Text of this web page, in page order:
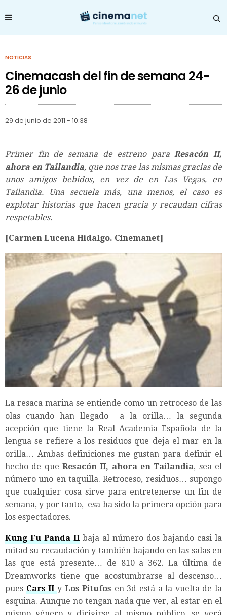
NOTICIAS
Cinemacash del fin de semana 24-
26 de junio
29 de junio de 2011 - 10:38
Primer fin de semana de estreno paraResacón II,
ahora en Tailandia, que nos trae las mismas gracias de
unos amigos bebidos, en vez de en Las Vegas, en
Tailandia. Una secuela más, una menos, el caso es
explotar historias que hacen gracia y recaudan cifras
respetables.
[Carmen Lucena Hidalgo. Cinemanet]
La resaca marina se entiende como un retroceso de las
olas cuando han llegado a la orilla… la segunda
acepción que tiene la Real Academia Española de la
lengua se refiere a los residuos que deja el mar en la
orilla… Ambas definiciones me gustan para definir el
hecho de que Resacón II, ahora en Tailandia, sea el
número uno en taquilla. Retroceso, residuos… supongo
que cualquier cosa sirve para entretenerse un fin de
semana, y por tanto, esa ha sido la primera opción para
los espectadores.
Kung Fu Panda II baja al número dos bajando casi la
mitad su recaudación y también bajando en las salas en
las que está presente… de 810 a 362. La última de
Dreamworks tiene que acostumbrarse al descenso…
pues Cars II y Los Pitufos en 3d está a la vuelta de la
esquina. Aunque no tengan nada que ver, al estar en el